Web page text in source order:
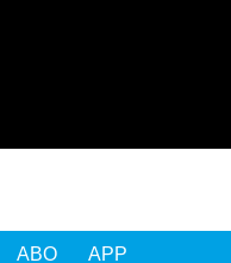
ABO APP